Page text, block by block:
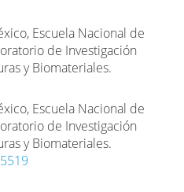
Escuela Nacional de
de Investigación
y Biomateriales.
Escuela Nacional de
de Investigación
y Biomateriales.